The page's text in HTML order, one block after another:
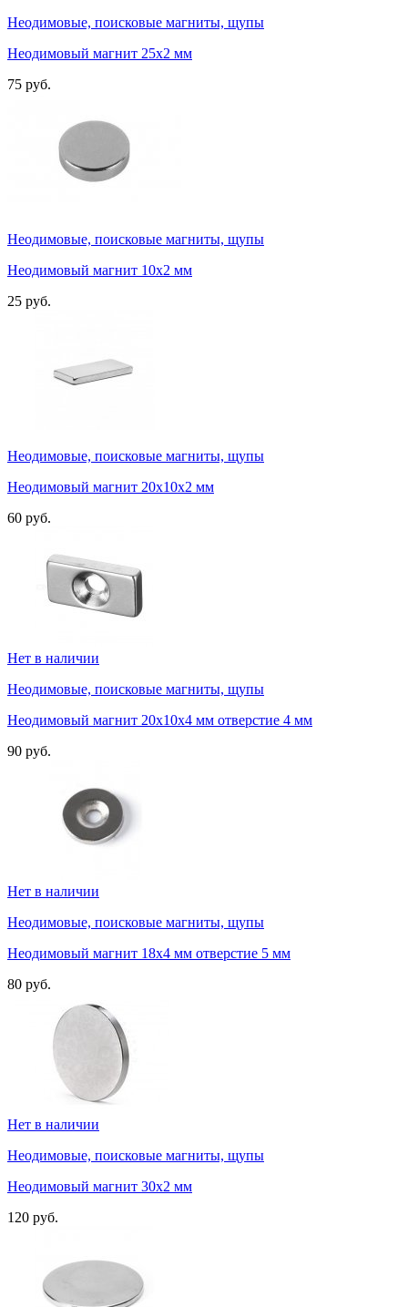
Неодимовые, поисковые магниты, щупы
Неодимовый магнит 25х2 мм
75 руб.
Неодимовые, поисковые магниты, щупы
Неодимовый магнит 10х2 мм
25 руб.
Неодимовые, поисковые магниты, щупы
Неодимовый магнит 20х10х2 мм
60 руб.
Нет в наличии
Неодимовые, поисковые магниты, щупы
Неодимовый магнит 20х10х4 мм отверстие 4 мм
90 руб.
Нет в наличии
Неодимовые, поисковые магниты, щупы
Неодимовый магнит 18х4 мм отверстие 5 мм
80 руб.
Нет в наличии
Неодимовые, поисковые магниты, щупы
Неодимовый магнит 30х2 мм
120 руб.